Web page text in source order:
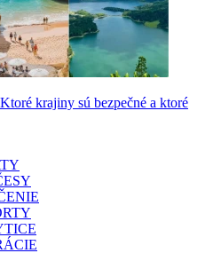
krajiny sú bezpečné a ktoré